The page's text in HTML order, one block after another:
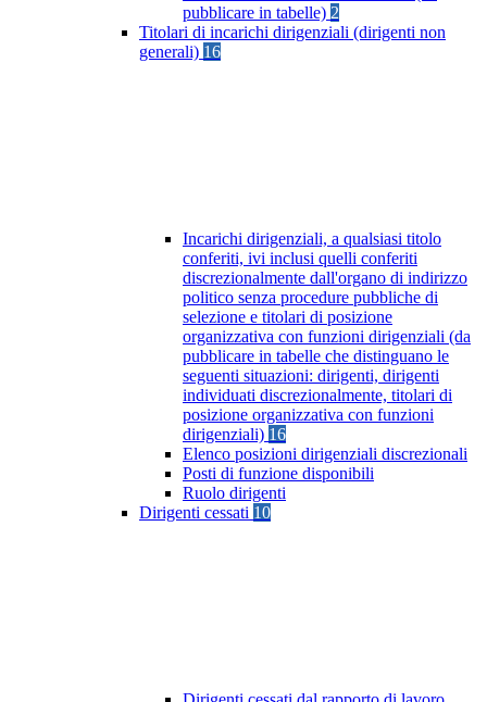
pubblicare in tabelle) 2
Titolari di incarichi dirigenziali (dirigenti non
generali) 16
Incarichi dirigenziali, a qualsiasi titolo
conferiti, ivi inclusi quelli conferiti
discrezionalmente dall'organo di indirizzo
politico senza procedure pubbliche di
selezione e titolari di posizione
organizzativa con funzioni dirigenziali (da
pubblicare in tabelle che distinguano le
seguenti situazioni: dirigenti, dirigenti
individuati discrezionalmente, titolari di
posizione organizzativa con funzioni
dirigenziali) 16
Elenco posizioni dirigenziali discrezionali
Posti di funzione disponibili
Ruolo dirigenti
Dirigenti cessati 10